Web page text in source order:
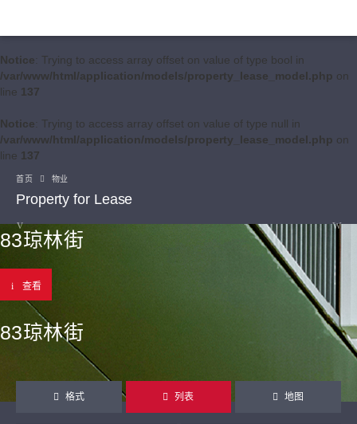
Notice: Trying to access array offset on value of type bool in
/var/www/html/application/models/property_lease_model.php on
line 137
Notice: Trying to access array offset on value of type null in
/var/www/html/application/models/property_lease_model.php on
line 137
首页 物业
Property for Lease
83琼林街
查看
83琼林街
格式 列表 地图